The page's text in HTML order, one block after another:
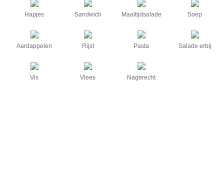
Hapjes Sandwich Maaltijdsalade Soep
Aardappelen Rijst Pasta Salade erbij
Vis Vlees Nagerecht